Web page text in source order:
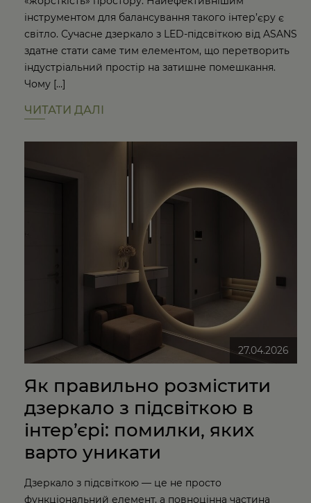
інструментом для балансування такого інтер’єру є
світло. Сучасне дзеркало з LED-підсвіткою від ASANS
здатне стати саме тим елементом, що перетворить
індустріальний простір на затишне помешкання.
Чому […]
ЧИТАТИ ДАЛІ
27.04.2026
Як правильно розмістити
дзеркало з підсвіткою в
інтер’єрі: помилки, яких
варто уникати
Дзеркало з підсвіткою — це не просто
функціональний елемент, а повноцінна частина